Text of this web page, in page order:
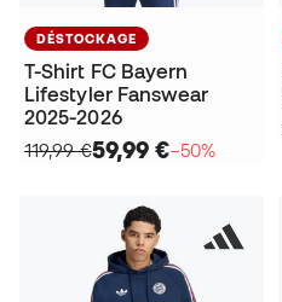
DÉSTOCKAGE
T-Shirt FC Bayern
Lifestyler Fanswear
2025-2026
119,99 €59,99 €−50%